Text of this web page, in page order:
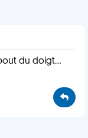
du doigt...